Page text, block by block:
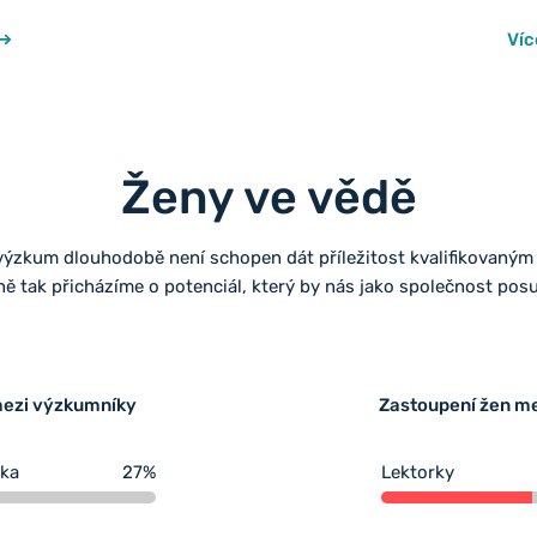
a dalších kvalitativních
Ženy ve vědě
dlouhodobě není schopen dát příležitost kvalifikovaným
tak přicházíme o potenciál, který by nás jako společnost
výzkumníky
27%
Zastoupení žen
Lektorky